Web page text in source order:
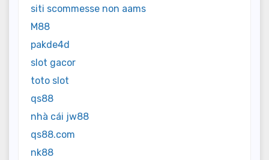
siti scommesse non aams
M88
pakde4d
slot gacor
toto slot
qs88
nhà cái jw88
qs88.com
nk88